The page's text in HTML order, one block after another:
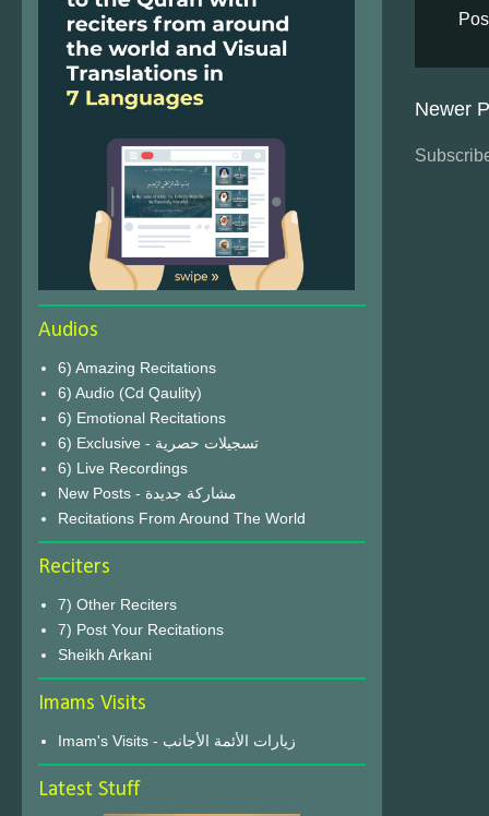
Newer
Audios
6) Amazing Recitations
6) Audio (Cd Qaulity)
6) Emotional Recitations
6) Exclusive - تسجيلات حصرية
6) Live Recordings
New Posts - مشاركة جديدة
Recitations From Around The World
Reciters
7) Other Reciters
7) Post Your Recitations
Sheikh Arkani
Imams Visits
Imam's Visits - زيارات الأئمة الأجانب
Latest Stuff